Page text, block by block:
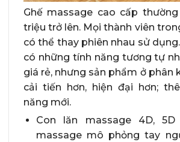
Ghế massage cao cấp
triệu trở lên. Mọi thành viên
có thể thay phiên nhau sử
có những tính năng tương tự
giá rẻ, nhưng sản phẩm ở phân
cải tiến hơn, hiện đại hơn;
năng mới.
Con lăn massage 4D,
massage mô phỏng tay